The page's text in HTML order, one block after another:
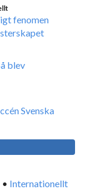
fenomen
blev
Svenska
• Internationellt